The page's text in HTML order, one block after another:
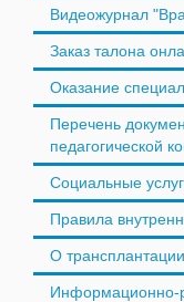
Видеожурнал
Заказ талона
Оказание
Перечень
педагогической
Социальные
Правила
О
Информационно-